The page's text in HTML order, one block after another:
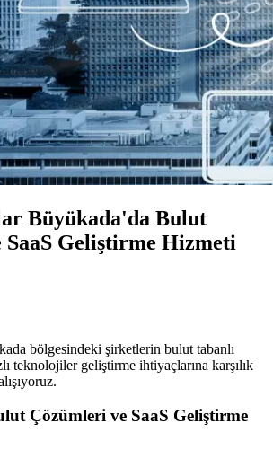
Büyükada'da Bulut
SaaS Geliştirme Hizmeti
bölgesindeki şirketlerin bulut tabanlı
teknolojiler geliştirme ihtiyaçlarına karşılık
Çözümleri ve SaaS Geliştirme